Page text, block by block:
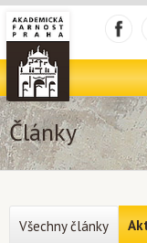
Články
Všechny články